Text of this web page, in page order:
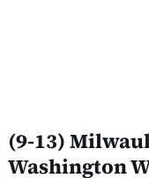
(9-13)
Washington